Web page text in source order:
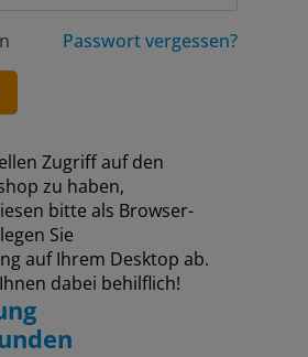
Passwort vergessen?
Zugriff auf den
zu haben,
bitte als Browser-
Sie
auf Ihrem Desktop ab.
dabei behilflich!